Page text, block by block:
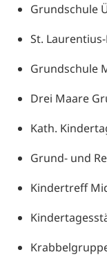
Grundschule
St.
Grundschule
Drei Maare
Kath.
Grund- und
Kindertreff